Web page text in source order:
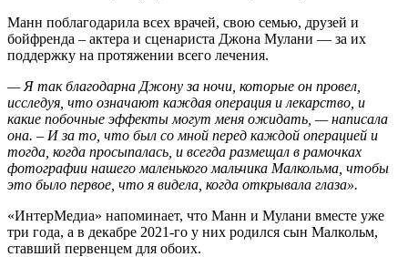
Манн поблагодарила всех врачей, свою семью, друзей и
бойфренда – актера и сценариста Джона Мулани — за их
поддержку на протяжении всего лечения.
— Я так благодарна Джону за ночи, которые он провел,
исследуя, что означают каждая операция и лекарство, и
какие побочные эффекты могут меня ожидать, — написала
она. – И за то, что был со мной перед каждой операцией и
тогда, когда просыпалась, и всегда размещал в рамочках
фотографии нашего маленького мальчика Малкольма, чтобы
это было первое, что я видела, когда открывала глаза».
«ИнтерМедиа» напоминает, что Манн и Мулани вместе уже
три года, а в декабре 2021-го у них родился сын Малкольм,
ставший первенцем для обоих.